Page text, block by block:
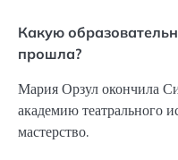
Какую
прошла?
Мария Орзул окончила
академию театрального
мастерство.